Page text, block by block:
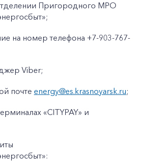
Пригородного МРО
на номер телефона +7-903-767-
Viber;
почте energy@es.krasnoyarsk.ru;
«CITYPAY» и